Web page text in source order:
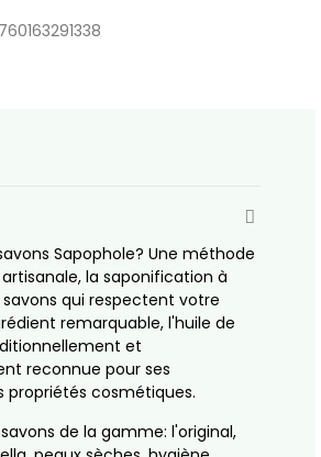
Sapophole? Une méthode
la saponification à
qui respectent votre
remarquable, l'huile de
et
reconnue pour ses
propriétés cosmétiques.
de la gamme: l'original,